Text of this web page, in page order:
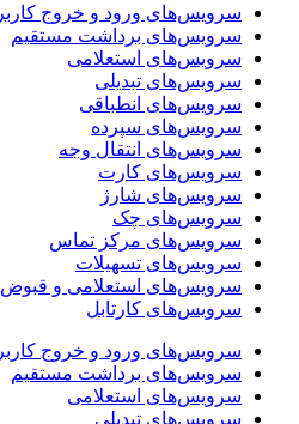
سرویس‌های ورود و خروج کاربر
سرویس‌های برداشت مستقیم
سرویس‌های استعلامی
سرویس‌های تبدیلی
سرویس‌های انطباقی
سرویس‌های سپرده
سرویس‌های انتقال وجه
سرویس‌های کارت
سرویس‌های شارژ
سرویس‌های چک
سرویس‌های مرکز تماس
سرویس‌های تسهیلات
سرویس‌های استعلامی و قبوض
سرویس‌های کارتابل
سرویس‌های ورود و خروج کاربر
سرویس‌های برداشت مستقیم
سرویس‌های استعلامی
سرویس‌های تبدیلی